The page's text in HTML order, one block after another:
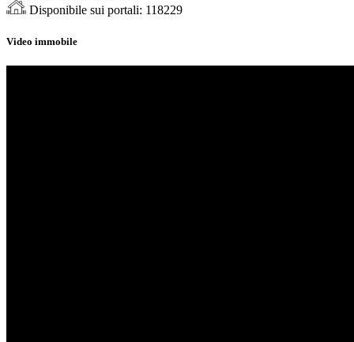
Disponibile sui portali: 118229
Video immobile